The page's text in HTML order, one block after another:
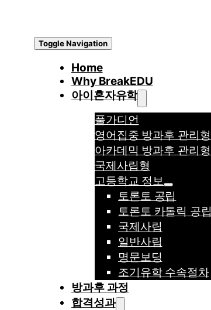
Toggle Navigation
Home
Why BreakEDU
아이혼자유학
풀가디언
영어집중 방과후 관리형
아카데믹 방과후 관리형
국제사립형
고등학교 정보
토론토 공립
토론토 카톨릭 공립
국제사립
일반사립
명문보딩
조기유학 수속절차
방과후 과정
합격성과